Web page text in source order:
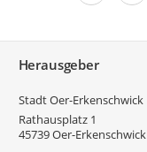
Herausgeber
Stadt Oer-Erkenschwick
Rathausplatz 1
45739Oer-Erkenschwick